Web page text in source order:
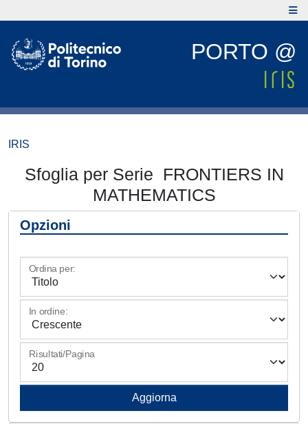
PORTO @
IRIS
Sfoglia per Serie FRONTIERS IN
MATHEMATICS
Opzioni
Ordina per:
In ordine:
Risultati/Pagina